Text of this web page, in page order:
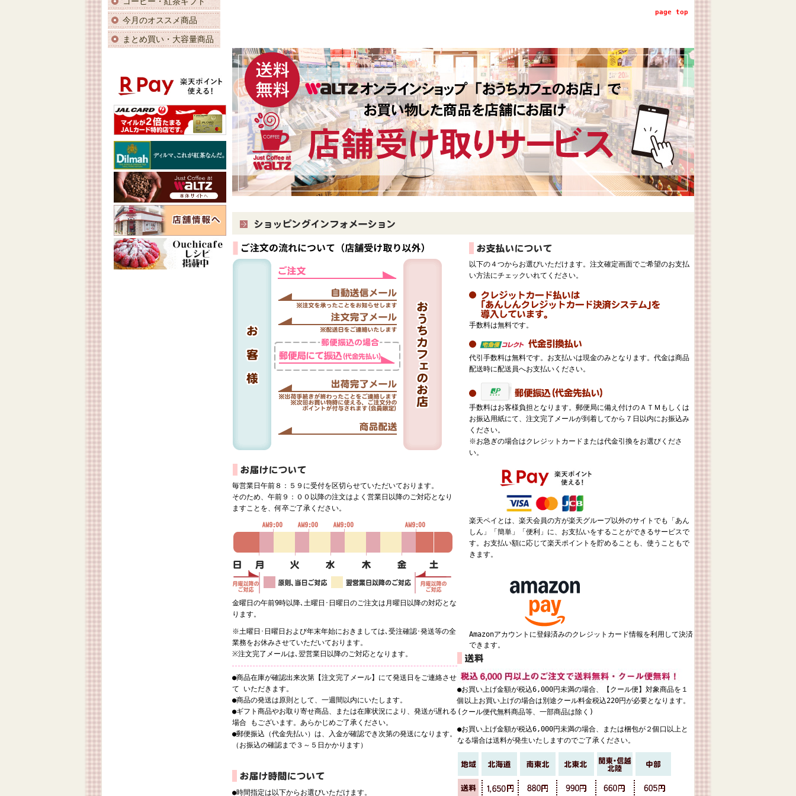
今月のオススメ商品
まとめ買い・大容量商品
page top
毎営業日午前８：５９に受付を区切らせていただいております。
そのため、午前９：００以降の注文はよく営業日以降のご対応となり
ますことを、何卒ご了承ください。
金曜日の午前9時以降､土曜日･日曜日のご注文は月曜日以降の対応とな
ります。
※土曜日･日曜日および年末年始におきましては､受注確認･発送等の全
業務をお休みさせていただいております。
※注文完了メールは､翌営業日以降のご対応となります。
●商品在庫が確認出来次第【注文完了メール】にて発送日をご連絡させ
て いただきます。
●商品の発送は原則として、一週間以内にいたします。
●ギフト商品やお取り寄せ商品、または在庫状況により、発送が遅れる
場合 もございます。あらかじめご了承ください。
●郵便振込（代金先払い）は、入金が確認でき次第の発送になります。
（お振込の確認まで３～５日かかります）
●時間指定は以下からお選びいただけます。
以下の４つからお選びいただけます。注文確定画面でご希望のお支払
い方法にチェックいれてください。
手数料は無料です。
代引手数料は無料です。お支払いは現金のみとなります。代金は商品
配送時に配送員へお支払いください。
手数料はお客様負担となります。郵便局に備え付けのＡＴＭもしくは
お振込用紙にて、注文完了メールが到着してから７日以内にお振込み
ください。
※お急ぎの場合はクレジットカードまたは代金引換をお選びくださ
い。
楽天ペイとは、楽天会員の方が楽天グループ以外のサイトでも「あん
しん」「簡単」「便利」に、お支払いをすることができるサービスで
す。お支払い額に応じて楽天ポイントを貯めることも、使うこともで
きます。
Amazonアカウントに登録済みのクレジットカード情報を利用して決済
できます。
●お買い上げ金額が税込6,000円未満の場合、【クール便】対象商品を１
個以上お買い上げの場合は別途クール料金税込220円が必要となります。
(クール便代無料商品等、一部商品は除く)
●お買い上げ金額が税込6,000円未満の場合、または梱包が２個口以上と
なる場合は送料が発生いたしますのでご了承ください。